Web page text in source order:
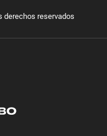
derechos reservados